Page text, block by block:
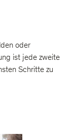
oder
ist jede zweite
Schritte zu